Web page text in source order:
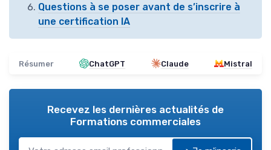
Questions à se poser avant de s’inscrire à
une certification IA
Résumer ChatGPT Claude Mistral
Recevez les dernières actualités de
Formations commerciales